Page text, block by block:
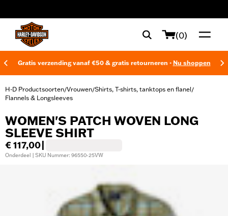
(0)
Gratis verzending vanaf €50 & gratis retourneren - Nu shoppen
H-D Productsoorten/Vrouwen/Shirts, T-shirts, tanktops en flanel/
Flannels & Longsleeves
WOMEN'S PATCH WOVEN LONG
SLEEVE SHIRT
€ 117,00
Onderdeel | SKU Nummer: 96550-25VW